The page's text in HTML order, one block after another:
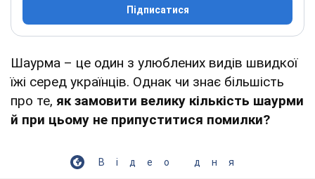
Підписатися
Шаурма – це один з улюблених видів швидкої
їжі серед українців. Однак чи знає більшість
про те, як замовити велику кількість шаурми
й при цьому не припуститися помилки?
Відео дня